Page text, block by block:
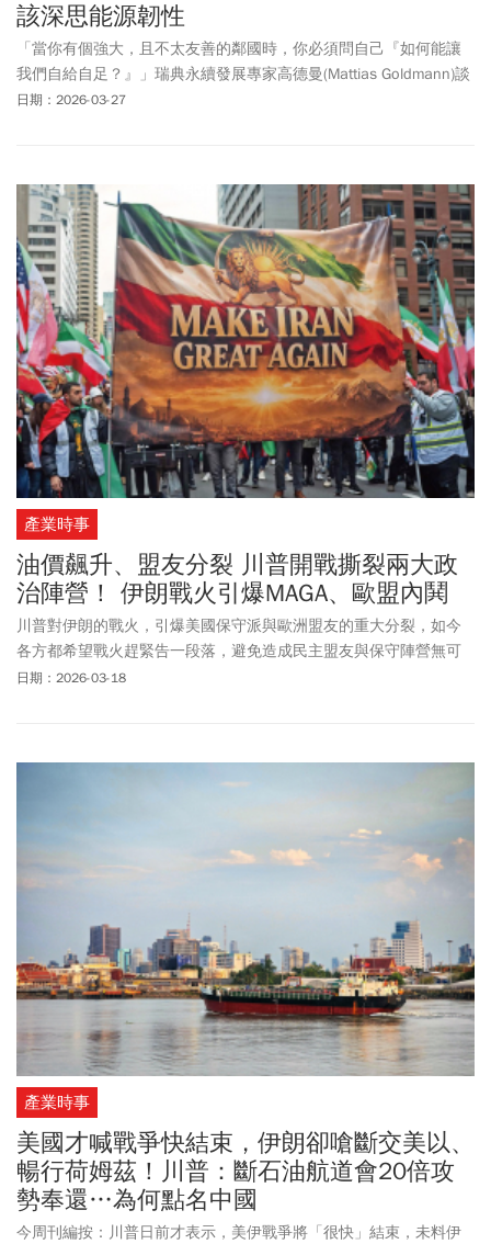
該深思能源韌性
「當你有個強大，且不太友善的鄰國時，你必須問自己『如何能讓
我們自給自足？』」瑞典永續發展專家高德曼(Mattias Goldmann)談
的不是台灣，而是瑞典自身的處境。發展綠色能源、邁向無化石燃
在追求能源韌性，推動能源轉型。瑞典對於能源轉型的追求，也非
一成不變。原先，瑞典追求的是「100%再生能源」，2023年經國會
同意後，將目標修改為「100%無化石燃料能源」。
日期：2026-03-27
產業時事
油價飆升、盟友分裂 川普開戰撕裂兩大政
治陣營！ 伊朗戰火引爆MAGA、歐盟內鬨
川普對伊朗的戰火，引爆美國保守派與歐洲盟友的重大分裂，如今
各方都希望戰火趕緊告一段落，避免造成民主盟友與保守陣營無可
彌補的決裂。
日期：2026-03-18
產業時事
美國才喊戰爭快結束，伊朗卻嗆斷交美以、
暢行荷姆茲！川普：斷石油航道會20倍攻
勢奉還…為何點名中國
今周刊編按：川普日前才表示，美伊戰爭將「很快」結束，未料伊